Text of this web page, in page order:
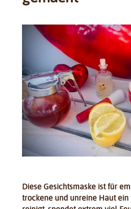
Diese Gesichtsmaske ist für
trockene und unreine Haut ein